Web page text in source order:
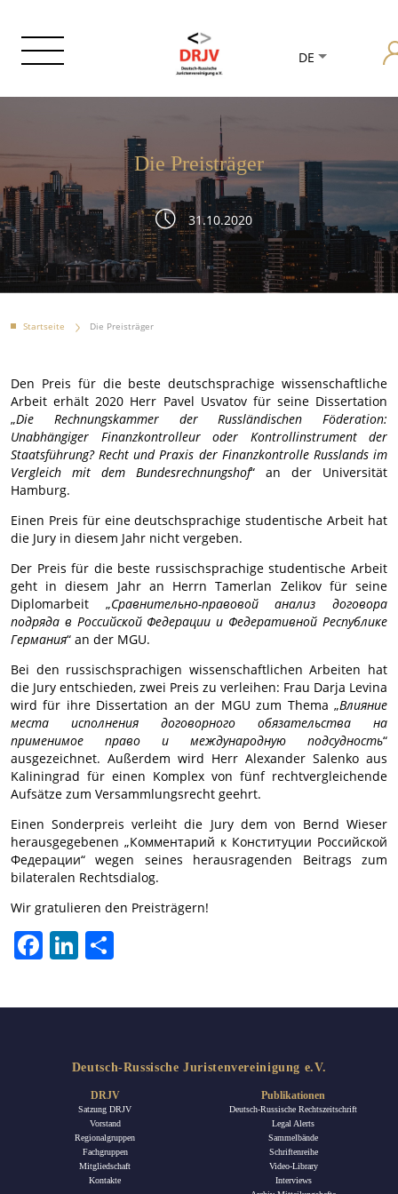
DE
Die Preisträger
31.10.2020
Startseite Die Preisträger
Den Preis für die beste deutschsprachige wissenschaftliche
Arbeit erhält 2020 Herr Pavel Usvatov für seine Dissertation
„Die Rechnungskammer der Russländischen Föderation:
Unabhängiger Finanzkontrolleur oder Kontrollinstrument der
Staatsführung? Recht und Praxis der Finanzkontrolle Russlands im
Vergleich mit dem Bundesrechnungshof“ an der Universität
Hamburg.
Einen Preis für eine deutschsprachige studentische Arbeit hat
die Jury in diesem Jahr nicht vergeben.
Der Preis für die beste russischsprachige studentische Arbeit
geht in diesem Jahr an Herrn Tamerlan Zelikov für seine
Diplomarbeit „Сравнительно-правовой анализ договора
подряда в Российской Федерации и Федеративной Республике
Германия“ an der MGU.
Bei den russischsprachigen wissenschaftlichen Arbeiten hat
die Jury entschieden, zwei Preis zu verleihen: Frau Darja Levina
wird für ihre Dissertation an der MGU zum Thema „Влияние
места исполнения договорного обязательства на
применимое право и международную подсудность“
ausgezeichnet. Außerdem wird Herr Alexander Salenko aus
Kaliningrad für einen Komplex von fünf rechtvergleichende
Aufsätze zum Versammlungsrecht geehrt.
Einen Sonderpreis verleiht die Jury dem von Bernd Wieser
herausgegebenen „Комментарий к Конституции Российской
Федерации“ wegen seines herausragenden Beitrags zum
bilateralen Rechtsdialog.
Wir gratulieren den Preisträgern!
FacebookLinkedIn
Deutsch-Russische Juristenvereinigung e.V.
DRJV
Satzung DRJV
Vorstand
Regionalgruppen
Fachgruppen
Mitgliedschaft
Kontakte
Publikationen
Deutsch-Russische Rechtszeitschrift
Legal Alerts
Sammelbände
Schriftenreihe
Video-Library
Interviews